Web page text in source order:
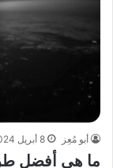
أبو مُعِز 8 أبريل 2024